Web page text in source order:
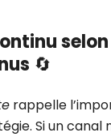
🔄
rappelle
Si un canal